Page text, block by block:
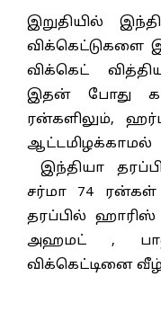
இறுதியில்
விக்கெட்டுகளை
விக்கெட்
இதன் போது
ரன்களிலும்,
இந்தியா
சர்மா 74 ரன்கள்
தரப்பில்
அஹமட் ,
விக்கெட்டினை